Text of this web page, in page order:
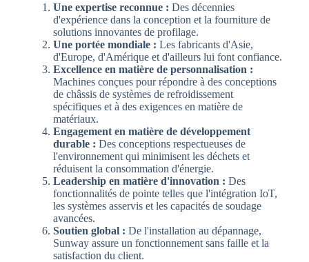
Une expertise reconnue : Des décennies
d'expérience dans la conception et la fourniture de
solutions innovantes de profilage.
Une portée mondiale : Les fabricants d'Asie,
d'Europe, d'Amérique et d'ailleurs lui font confiance.
Excellence en matière de personnalisation :
Machines conçues pour répondre à des conceptions
de châssis de systèmes de refroidissement
spécifiques et à des exigences en matière de
matériaux.
Engagement en matière de développement
durable : Des conceptions respectueuses de
l'environnement qui minimisent les déchets et
réduisent la consommation d'énergie.
Leadership en matière d'innovation : Des
fonctionnalités de pointe telles que l'intégration IoT,
les systèmes asservis et les capacités de soudage
avancées.
Soutien global : De l'installation au dépannage,
Sunway assure un fonctionnement sans faille et la
satisfaction du client.